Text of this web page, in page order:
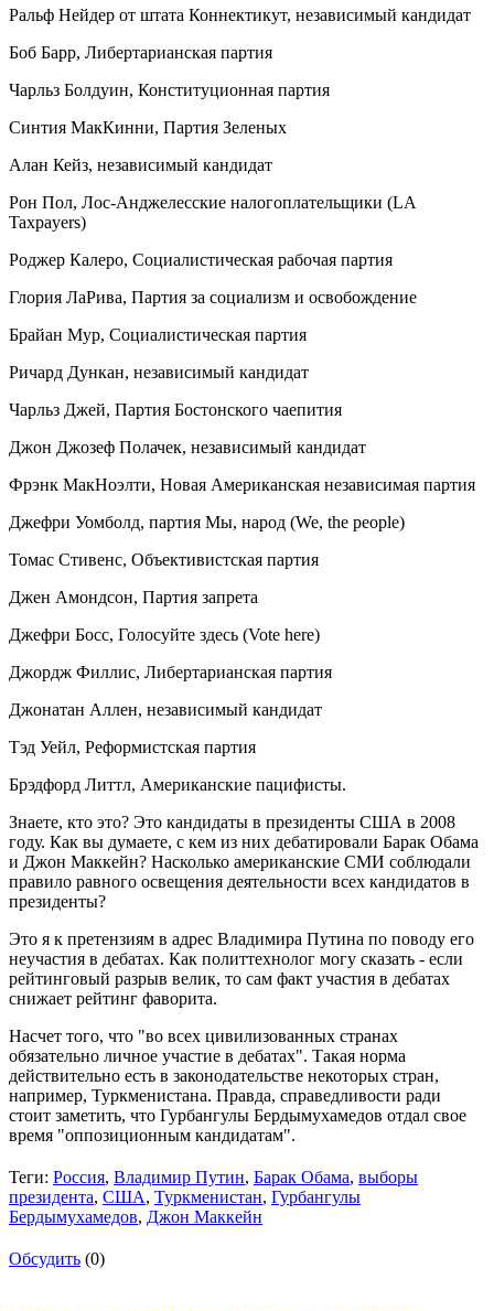
Ральф Нейдер от штата Коннектикут, независимый кандидат
Боб Барр, Либертарианская партия
Чарльз Болдуин, Конституционная партия
Синтия МакКинни, Партия Зеленых
Алан Кейз, независимый кандидат
Рон Пол, Лос-Анджелесские налогоплательщики (LA
Taxpayers)
Роджер Калеро, Социалистическая рабочая партия
Глория ЛаРива, Партия за социализм и освобождение
Брайан Мур, Социалистическая партия
Ричард Дункан, независимый кандидат
Чарльз Джей, Партия Бостонского чаепития
Джон Джозеф Полачек, независимый кандидат
Фрэнк МакНоэлти, Новая Американская независимая партия
Джефри Уомболд, партия Мы, народ (We, the people)
Томас Стивенс, Объективистская партия
Джен Амондсон, Партия запрета
Джефри Босс, Голосуйте здесь (Vote here)
Джордж Филлис, Либертарианская партия
Джонатан Аллен, независимый кандидат
Тэд Уейл, Реформистская партия
Брэдфорд Литтл, Американские пацифисты.
Знаете, кто это? Это кандидаты в президенты США в 2008
году. Как вы думаете, с кем из них дебатировали Барак Обама
и Джон Маккейн? Насколько американские СМИ соблюдали
правило равного освещения деятельности всех кандидатов в
президенты?
Это я к претензиям в адрес Владимира Путина по поводу его
неучастия в дебатах. Как политтехнолог могу сказать - если
рейтинговый разрыв велик, то сам факт участия в дебатах
снижает рейтинг фаворита.
Насчет того, что "во всех цивилизованных странах
обязательно личное участие в дебатах". Такая норма
действительно есть в законодательстве некоторых стран,
например, Туркменистана. Правда, справедливости ради
стоит заметить, что Гурбангулы Бердымухамедов отдал свое
время "оппозиционным кандидатам".
Теги: Россия, Владимир Путин, Барак Обама, выборы
президента, США, Туркменистан, Гурбангулы
Бердымухамедов, Джон Маккейн
Обсудить (0)